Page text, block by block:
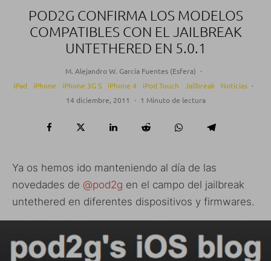
POD2G CONFIRMA LOS MODELOS
COMPATIBLES CON EL JAILBREAK
UNTETHERED EN 5.0.1
M. Alejandro W. García Fuentes (Esfera) ·
iPad
iPhone iPhone 3G S iPhone 4 iPod Touch Jailbreak Noticias ·
14 diciembre, 2011
· 1 Minuto de lectura
Ya os hemos ido manteniendo al día de las
novedades de @pod2g en el campo del jailbreak
untethered en diferentes dispositivos y firmwares.